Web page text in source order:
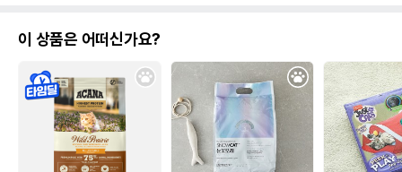
이 상품은 어떠신가요?